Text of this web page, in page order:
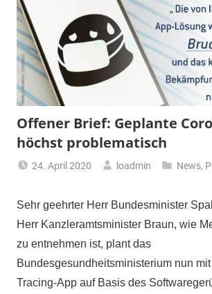
Offener Brief: Geplante
höchst problematisch
24. April 2020 loadmin News,
Sehr geehrter Herr Bundesminister
Herr Kanzleramtsminister Braun, wie
zu entnehmen ist, plant das
Bundesgesundheitsministerium nun
Tracing-App auf Basis des